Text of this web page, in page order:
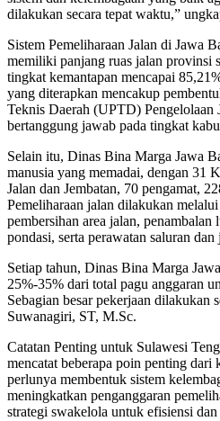
dilakukan secara tepat waktu,”
Sistem Pemeliharaan Jalan di Jawa
memiliki panjang ruas jalan provinsi
tingkat kemantapan mencapai
yang diterapkan mencakup
Teknis Daerah (UPTD) Pengelolaan
bertanggung jawab pada tingkat
Selain itu, Dinas Bina Marga Jawa
manusia yang memadai, dengan 31
Jalan dan Jembatan, 70 pengamat,
Pemeliharaan jalan dilakukan
pembersihan area jalan, penambalan
pondasi, serta perawatan saluran dan
Setiap tahun, Dinas Bina Marga
25%-35% dari total pagu anggaran
Sebagian besar pekerjaan dilakukan
Suwanagiri, ST, M.Sc.
Catatan Penting untuk Sulawesi
mencatat beberapa poin penting dari
perlunya membentuk sistem
meningkatkan penganggaran
strategi swakelola untuk efisiensi